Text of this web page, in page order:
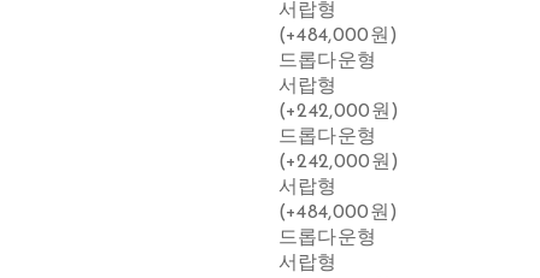
서랍형
(+484,000원)
드롭다운형
서랍형
(+242,000원)
드롭다운형
(+242,000원)
서랍형
(+484,000원)
드롭다운형
서랍형